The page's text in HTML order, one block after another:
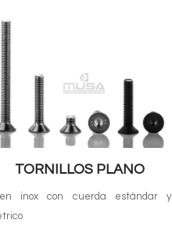
TORNILLOS PLANO
inox con cuerda estándar y